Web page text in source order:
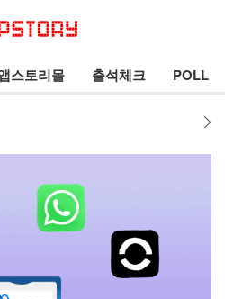
스토리몰 출석체크 POLL